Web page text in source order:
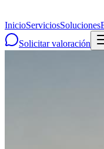
InicioServiciosSoluciones
Solicitar valoración